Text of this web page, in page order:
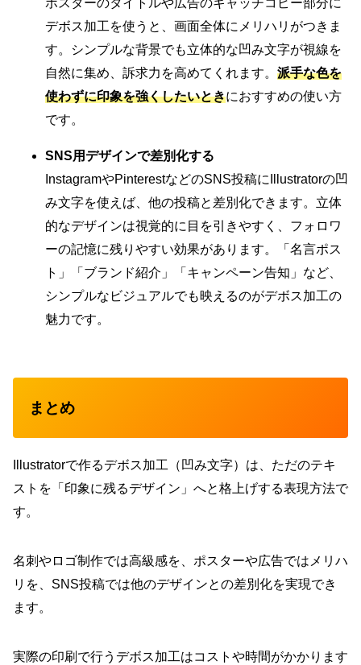
ポスターのタイトルや広告のキャッチコピー部分に
デボス加工を使うと、画面全体にメリハリがつきま
す。シンプルな背景でも立体的な凹み文字が視線を
自然に集め、訴求力を高めてくれます。 派手な色を
使わずに印象を強くしたいときにおすすめの使い方
です。
SNS用デザインで差別化する
InstagramやPinterestなどのSNS投稿にIllustratorの凹
み文字を使えば、他の投稿と差別化できます。立体
的なデザインは視覚的に目を引きやすく、フォロワ
ーの記憶に残りやすい効果があります。「名言ポス
ト」「ブランド紹介」「キャンペーン告知」など、
シンプルなビジュアルでも映えるのがデボス加工の
魅力です。
まとめ
Illustratorで作るデボス加工（凹み文字）は、ただのテキ
ストを「印象に残るデザイン」へと格上げする表現方法で
す。
名刺やロゴ制作では高級感を、ポスターや広告ではメリハ
リを、SNS投稿では他のデザインとの差別化を実現でき
ます。
実際の印刷で行うデボス加工はコストや時間がかかります